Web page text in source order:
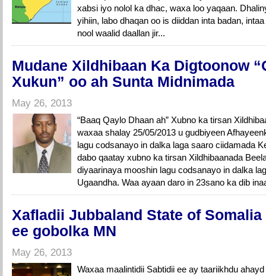
xabsi iyo nolol ka dhac, waxa loo yaqaan.
yihiin, labo dhaqan oo is diiddan inta badan,
nool waalid daallan jir...
Mudane Xildhibaan Ka Digtoonow
Xukun” oo ah Sunta Midnimada
May 26, 2013
“Baaq Qaylo Dhaan ah” Xubno ka tirsan
waxaa shalay 25/05/2013 u gudbiyeen
lagu codsanayo in dalka laga saaro ciidamada
dabo qaatay xubno ka tirsan Xildhibaanada
diyaarinaya mooshin lagu codsanayo in dalka
Ugaandha. Waa ayaan daro in 23sano ka dib
Xafladii Jubbaland State of
ee gobolka MN
May 26, 2013
Waxaa maalintidii Sabtidii ee ay taariikhdu